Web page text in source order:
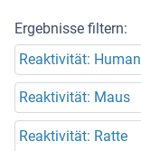
Ergebnisse filtern:
Reaktivität: Human
Reaktivität: Maus
Reaktivität: Ratte